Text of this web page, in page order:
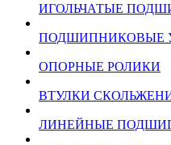
ИГОЛЬЧАТЫЕ
ПОДШИПНИКОВЫЕ
ОПОРНЫЕ РОЛИКИ
ВТУЛКИ
ЛИНЕЙНЫЕ